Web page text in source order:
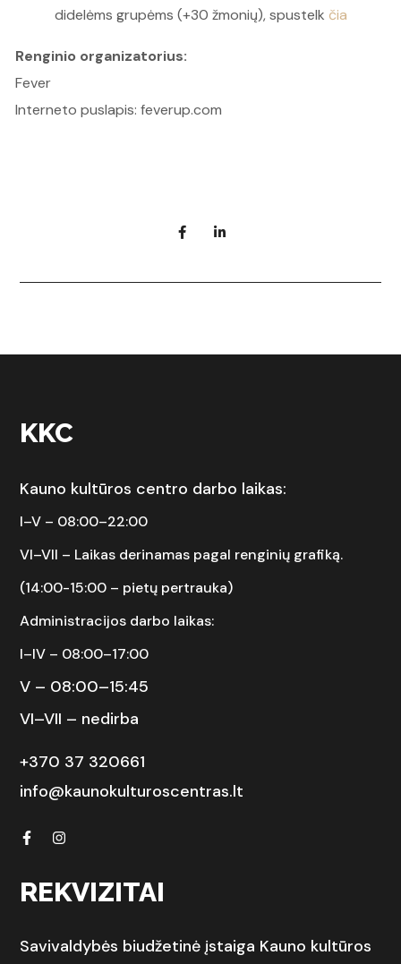
didelėms grupėms (+30 žmonių), spustelk čia
Renginio organizatorius:
Fever
Interneto puslapis: feverup.com
KKC
Kauno kultūros centro darbo laikas:
I–V – 08:00–22:00
VI–VII – Laikas derinamas pagal renginių grafiką.
(14:00-15:00 – pietų pertrauka)
Administracijos darbo laikas:
I–IV – 08:00–17:00
V – 08:00–15:45
VI–VII – nedirba
+370 37 320661
info@kaunokulturoscentras.lt
REKVIZITAI
Savivaldybės biudžetinė įstaiga Kauno kultūros